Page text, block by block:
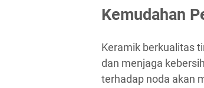
Kemudahan
Keramik berkualitas
dan menjaga
terhadap noda akan